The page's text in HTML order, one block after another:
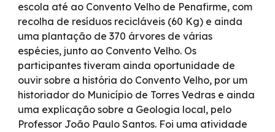
escola até ao Convento Velho de Penafirme, com
recolha de resíduos recicláveis (60 Kg) e ainda
uma plantação de 370 árvores de várias
espécies, junto ao Convento Velho. Os
participantes tiveram ainda oportunidade de
ouvir sobre a história do Convento Velho, por um
historiador do Município de Torres Vedras e ainda
uma explicação sobre a Geologia local, pelo
Professor João Paulo Santos. Foi uma atividade